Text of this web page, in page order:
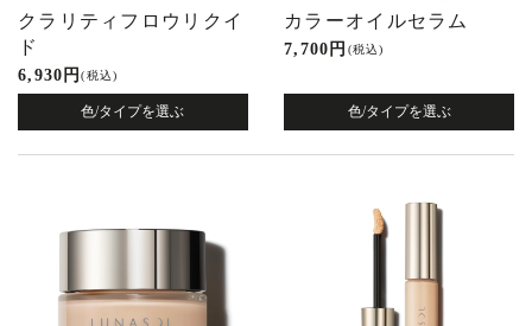
クラリティフロウリクイ
ド
(税込)
6,930 円
色/タイプを選ぶ
カラーオイルセラム
(税込)
7,700 円
色/タイプを選ぶ